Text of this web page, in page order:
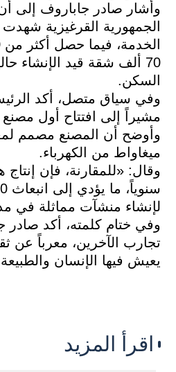
وأشار صادر جاباروف إلى
70 ألف شقة قيد
السكن.
وفي سياق متصل، أكد
مشيراً إلى افتتاح أول
ميغاواط من الكهرباء.
لإنشاء منشآت مماثلة في
وفي ختام كلمته، أكد صادر
تجارب الآخرين، معرباً عن
يعيش فيها الإنسان
اقرأ المزيد